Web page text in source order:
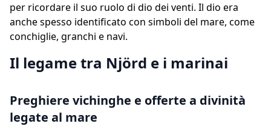
per ricordare il suo ruolo di dio dei venti. Il dio era
anche spesso identificato con simboli del mare, come
conchiglie, granchi e navi.
Il legame tra Njörd e i marinai
Preghiere vichinghe e offerte a divinità
legate al mare